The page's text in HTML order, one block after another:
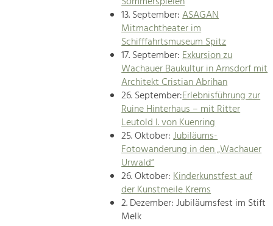
13. September:ASAGAN
Mitmachtheater im
Schifffahrtsmuseum Spitz
17. September:Exkursion zu
Wachauer Baukultur in Arnsdorf mit
Architekt Cristian Abrihan
26. September:Erlebnisführung zur
Ruine Hinterhaus – mit Ritter
Leutold I. von Kuenring
25. Oktober:Jubiläums-
Fotowanderung in den „Wachauer
Urwald“
26. Oktober:Kinderkunstfest auf
der Kunstmeile Krems
2. Dezember: Jubiläumsfest im Stift
Melk